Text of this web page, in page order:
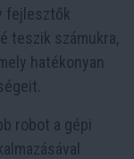
fejlesztők
teszik számukra,
hatékonyan
robot a gépi